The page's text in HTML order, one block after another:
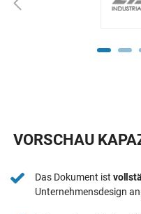
VORSCHAU
Das Dokument ist
Unternehmensdesign